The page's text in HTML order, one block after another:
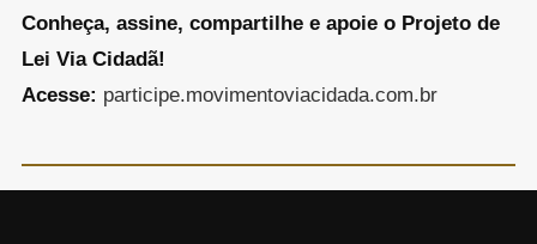
Conheça, assine, compartilhe e apoie o Projeto de
Lei Via Cidadã!
Acesse: participe.movimentoviacidada.com.br